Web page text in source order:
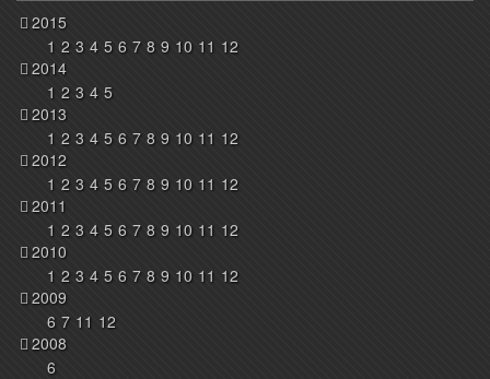
2015
1 2 3 4 5 6 7 8 9 10 11 12
2014
1 2 3 4 5
2013
1 2 3 4 5 6 7 8 9 10 11 12
2012
1 2 3 4 5 6 7 8 9 10 11 12
2011
1 2 3 4 5 6 7 8 9 10 11 12
2010
1 2 3 4 5 6 7 8 9 10 11 12
2009
6 7 11 12
2008
6